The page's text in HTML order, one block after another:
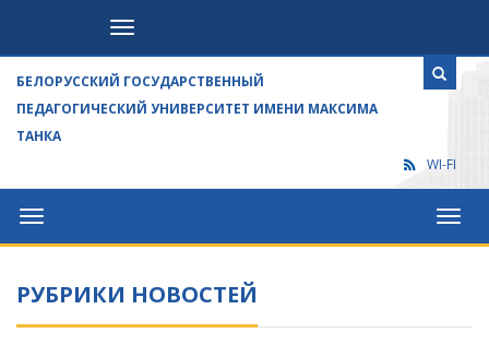
Посетителям
БЕЛОРУССКИЙ ГОСУДАРСТВЕННЫЙ
ПЕДАГОГИЧЕСКИЙ УНИВЕРСИТЕТ ИМЕНИ МАКСИМА
ТАНКА
WI-FI
Университет
РУБРИКИ НОВОСТЕЙ